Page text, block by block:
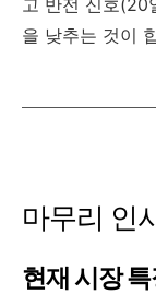
고 반전 신호(20
을 낮추는 것이
마무리 인
현재 시장